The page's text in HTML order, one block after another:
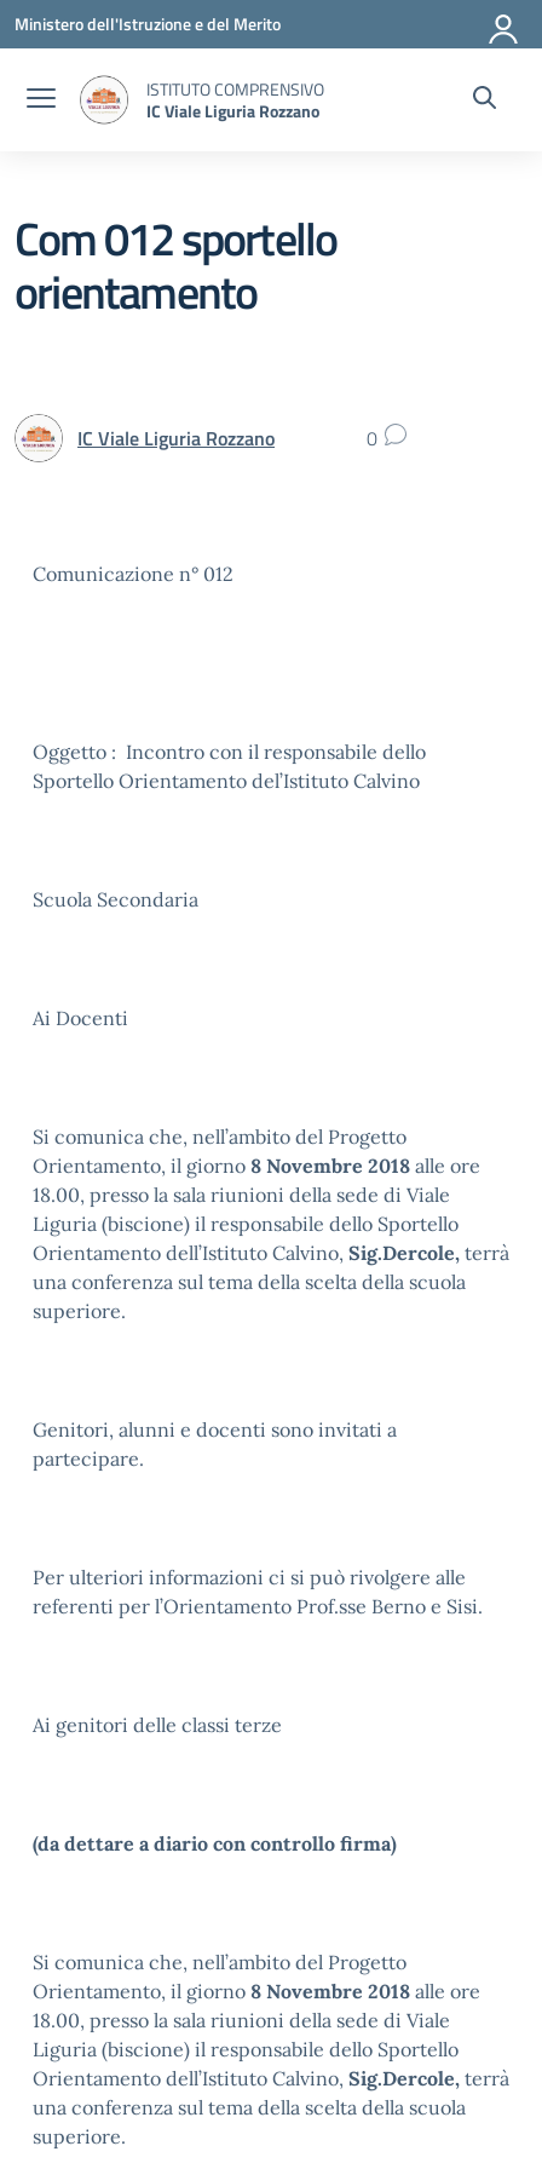
Vai ai contenuti
Vai al menu di navigazione
Vai al footer
Ministero dell'Istruzione e del Merito
ISTITUTO COMPRENSIVO
IC Viale Liguria Rozzano
Com 012 sportello
orientamento
IC Viale Liguria Rozzano 0
Comunicazione n° 012
Oggetto : Incontro con il responsabile dello
Sportello Orientamento del’Istituto Calvino
Scuola Secondaria
Ai Docenti
Si comunica che, nell’ambito del Progetto
Orientamento, il giorno 8 Novembre 2018 alle ore
18.00, presso la sala riunioni della sede di Viale
Liguria (biscione) il responsabile dello Sportello
Orientamento dell’Istituto Calvino, Sig.Dercole, terrà
una conferenza sul tema della scelta della scuola
superiore.
Genitori, alunni e docenti sono invitati a
partecipare.
Per ulteriori informazioni ci si può rivolgere alle
referenti per l’Orientamento Prof.sse Berno e Sisi.
Ai genitori delle classi terze
(da dettare a diario con controllo firma)
Si comunica che, nell’ambito del Progetto
Orientamento, il giorno 8 Novembre 2018 alle ore
18.00, presso la sala riunioni della sede di Viale
Liguria (biscione) il responsabile dello Sportello
Orientamento dell’Istituto Calvino, Sig.Dercole, terrà
una conferenza sul tema della scelta della scuola
superiore.